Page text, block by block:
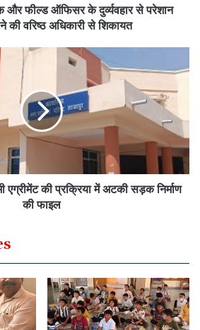
और फील्ड ऑफिसर के दुर्व्यवहार से परेशान
की वरिष्ठ अधिकारी से शिकायत
एग्रीमेंट की प्रक्रिया में अटकी सड़क निर्माण
की फाइल